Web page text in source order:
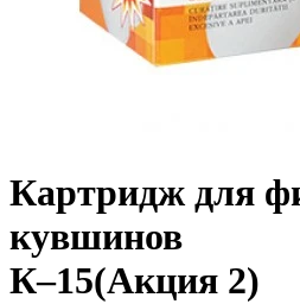
Картридж для
кувшинов
К–15(Акция 2)